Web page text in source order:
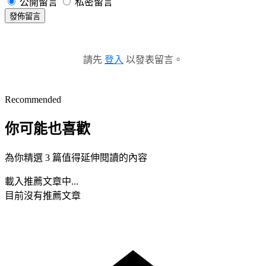
發佈留言
請先 登入 以發表留言。
Recommended
你可能也喜歡
為你精選 3 篇值得延伸閱讀的內容
載入推薦文章中...
目前沒有推薦文章